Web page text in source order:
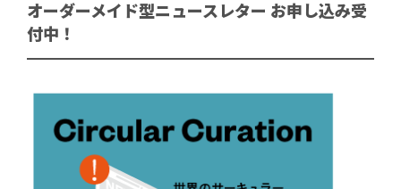
オーダーメイド型ニュースレター お申し込み受
付中！